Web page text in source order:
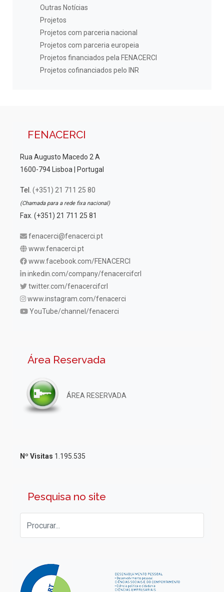
Outras Notícias
Projetos
Projetos com parceria nacional
Projetos com parceria europeia
Projetos financiados pela FENACERCI
Projetos cofinanciados pelo INR
FENACERCI
Rua Augusto Macedo 2 A
1600-794 Lisboa | Portugal
Tel. (+351) 21 711 25 80
(Chamada para a rede fixa nacional)
Fax. (+351) 21 711 25 81
fenacerci@fenacerci.pt
www.fenacerci.pt
www.facebook.com/FENACERCI
inkedin.com/company/fenacercifcrl
twitter.com/fenacercifcrl
www.instagram.com/fenacerci
YouTube/channel/fenacerci
Área Reservada
ÁREA RESERVADA
Nº Visitas 1.195.535
Pesquisa no site